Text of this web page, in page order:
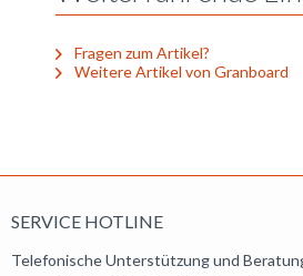
Fragen zum Artikel?
Weitere Artikel von Granboard
SERVICE HOTLINE
Telefonische Unterstützung und